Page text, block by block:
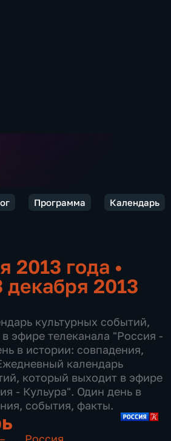
Программа Календарь
2013 года •
декабря 2013
культурных событий,
эфире телеканала "Россия -
в истории: совпадения,
календарь
который выходит в эфире
- Кульура". Один день в
события, факты.